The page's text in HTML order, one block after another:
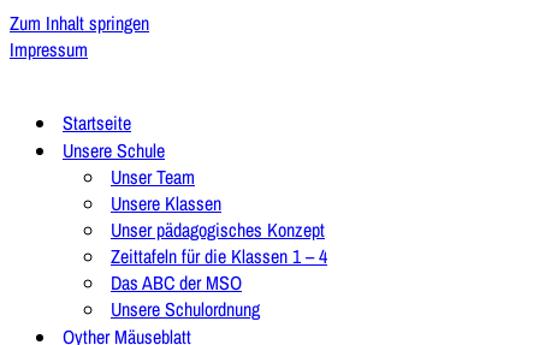
Zum Inhalt springen
Impressum
Startseite
Unsere Schule
Unser Team
Unsere Klassen
Unser pädagogisches Konzept
Zeittafeln für die Klassen 1 – 4
Das ABC der MSO
Unsere Schulordnung
Oyther Mäuseblatt